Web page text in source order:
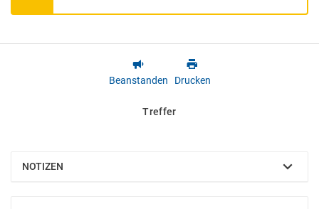
Beanstanden Drucken
Treffer
NOTIZEN
EINBLENDEN